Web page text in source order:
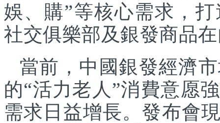
娛、購”等核心需求，
社交俱樂部及銀發商品
當前，中國銀發經濟
的“活力老人”消費意愿
需求日益增長。發布會